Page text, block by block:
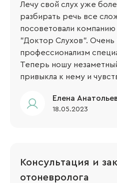
Лечу свой слух уже
разбирать речь все
посоветовали компанию
"Доктор Слухов". Очень
профессионализм
Теперь ношу
привыкла к нему и
Елена
18.05.2023
Консультация и
отоневролога